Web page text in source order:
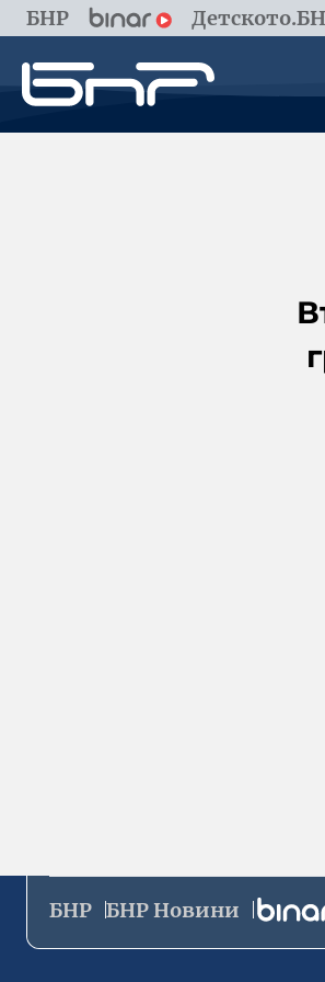
БНР
БНР БНР Новини